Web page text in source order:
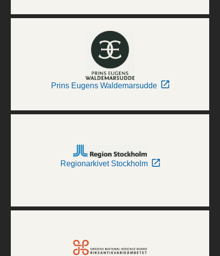
Prins Eugens Waldemarsudde
Regionarkivet Stockholm